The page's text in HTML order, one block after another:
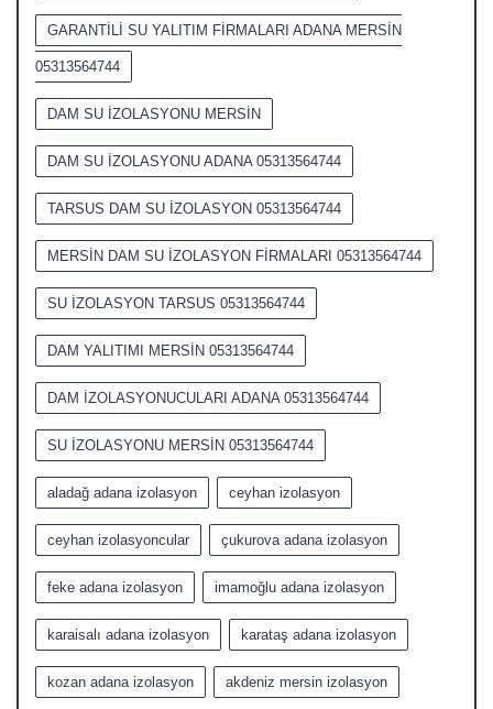
GARANTİLİ SU YALITIM FİRMALARI ADANA MERSİN
05313564744
DAM SU İZOLASYONU MERSİN
DAM SU İZOLASYONU ADANA 05313564744
TARSUS DAM SU İZOLASYON 05313564744
MERSİN DAM SU İZOLASYON FİRMALARI 05313564744
SU İZOLASYON TARSUS 05313564744
DAM YALITIMI MERSİN 05313564744
DAM İZOLASYONUCULARI ADANA 05313564744
SU İZOLASYONU MERSİN 05313564744
aladağ adana izolasyon ceyhan izolasyon
ceyhan izolasyoncular çukurova adana izolasyon
feke adana izolasyon imamoğlu adana izolasyon
karaisalı adana izolasyon karataş adana izolasyon
kozan adana izolasyon akdeniz mersin izolasyon